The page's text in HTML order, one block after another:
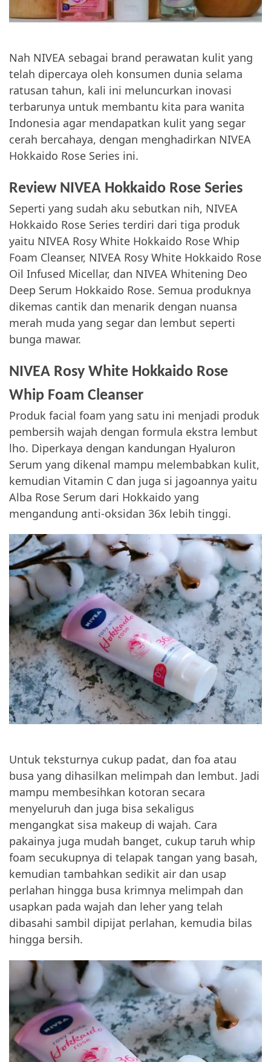
Nah NIVEA sebagai brand perawatan kulit yang
telah dipercaya oleh konsumen dunia selama
ratusan tahun, kali ini meluncurkan inovasi
terbarunya untuk membantu kita para wanita
Indonesia agar mendapatkan kulit yang segar
cerah bercahaya, dengan menghadirkan NIVEA
Hokkaido Rose Series ini.
Review NIVEA Hokkaido Rose Series
Seperti yang sudah aku sebutkan nih, NIVEA
Hokkaido Rose Series terdiri dari tiga produk
yaitu NIVEA Rosy White Hokkaido Rose Whip
Foam Cleanser, NIVEA Rosy White Hokkaido Rose
Oil Infused Micellar, dan NIVEA Whitening Deo
Deep Serum Hokkaido Rose. Semua produknya
dikemas cantik dan menarik dengan nuansa
merah muda yang segar dan lembut seperti
bunga mawar.
NIVEA Rosy White Hokkaido Rose
Whip Foam Cleanser
Produk facial foam yang satu ini menjadi produk
pembersih wajah dengan formula ekstra lembut
lho. Diperkaya dengan kandungan Hyaluron
Serum yang dikenal mampu melembabkan kulit,
kemudian Vitamin C dan juga si jagoannya yaitu
Alba Rose Serum dari Hokkaido yang
mengandung anti-oksidan 36x lebih tinggi.
Untuk teksturnya cukup padat, dan foa atau
busa yang dihasilkan melimpah dan lembut. Jadi
mampu membesihkan kotoran secara
menyeluruh dan juga bisa sekaligus
mengangkat sisa makeup di wajah. Cara
pakainya juga mudah banget, cukup taruh whip
foam secukupnya di telapak tangan yang basah,
kemudian tambahkan sedikit air dan usap
perlahan hingga busa krimnya melimpah dan
usapkan pada wajah dan leher yang telah
dibasahi sambil dipijat perlahan, kemudia bilas
hingga bersih.